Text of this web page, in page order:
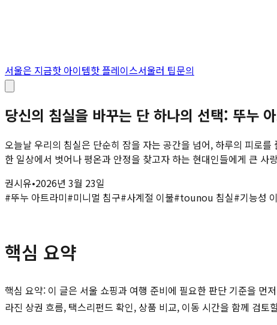
서울은 지금핫 아이템핫 플레이스서울러 팁문의
당신의 침실을 바꾸는 단 하나의 선택: 뚜누
오늘날 우리의 침실은 단순히 잠을 자는 공간을 넘어, 하루의 피로
한 일상에서 벗어나 평온과 안정을 찾고자 하는 현대인들에게 큰 사
권시유•2026년 3월 23일
#뚜누 아트라미#미니멀 침구#사계절 이불#tounou 침실#기능성
핵심 요약
핵심 요약: 이 글은 서울 쇼핑과 여행 준비에 필요한 판단 기준을 먼
라진 상권 흐름, 택스리펀드 확인, 상품 비교, 이동 시간을 함께 검토